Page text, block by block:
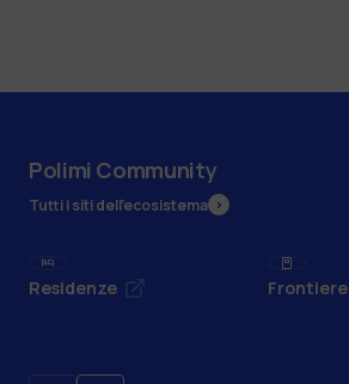
Polimi Community
Tutti i siti dell’ecosistema
Residenze Frontiere